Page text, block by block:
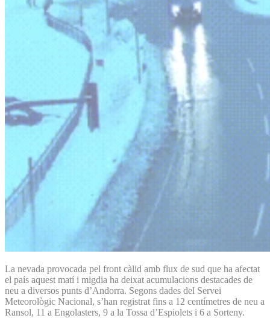
La nevada provocada pel front càlid amb flux de sud que ha afectat
el país aquest matí i migdia ha deixat acumulacions destacades de
neu a diversos punts d’Andorra. Segons dades del Servei
Meteorològic Nacional, s’han registrat fins a 12 centímetres de neu a
Ransol, 11 a Engolasters, 9 a la Tossa d’Espiolets i 6 a Sorteny.